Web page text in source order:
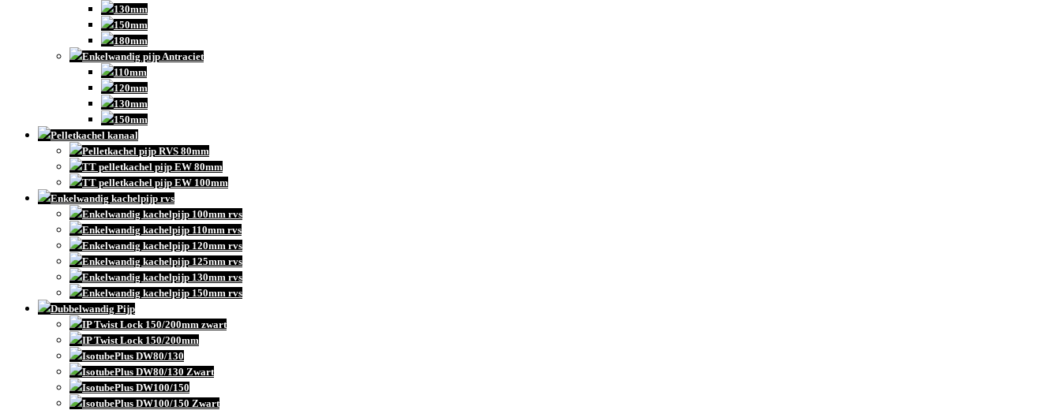
130mm
150mm
180mm
Enkelwandig pijp Antraciet
110mm
120mm
130mm
150mm
Pelletkachel kanaal
Pelletkachel pijp RVS 80mm
TT pelletkachel pijp EW 80mm
TT pelletkachel pijp EW 100mm
Enkelwandig kachelpijp rvs
Enkelwandig kachelpijp 100mm rvs
Enkelwandig kachelpijp 110mm rvs
Enkelwandig kachelpijp 120mm rvs
Enkelwandig kachelpijp 125mm rvs
Enkelwandig kachelpijp 130mm rvs
Enkelwandig kachelpijp 150mm rvs
Dubbelwandig Pijp
IP Twist Lock 150/200mm zwart
IP Twist Lock 150/200mm
IsotubePlus DW80/130
IsotubePlus DW80/130 Zwart
IsotubePlus DW100/150
IsotubePlus DW100/150 Zwart